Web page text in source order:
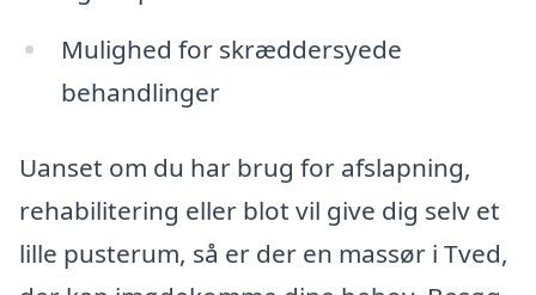
Mulighed for skræddersyede
behandlinger
Uanset om du har brug for afslapning,
rehabilitering eller blot vil give dig selv et
lille pusterum, så er der en massør i Tved,